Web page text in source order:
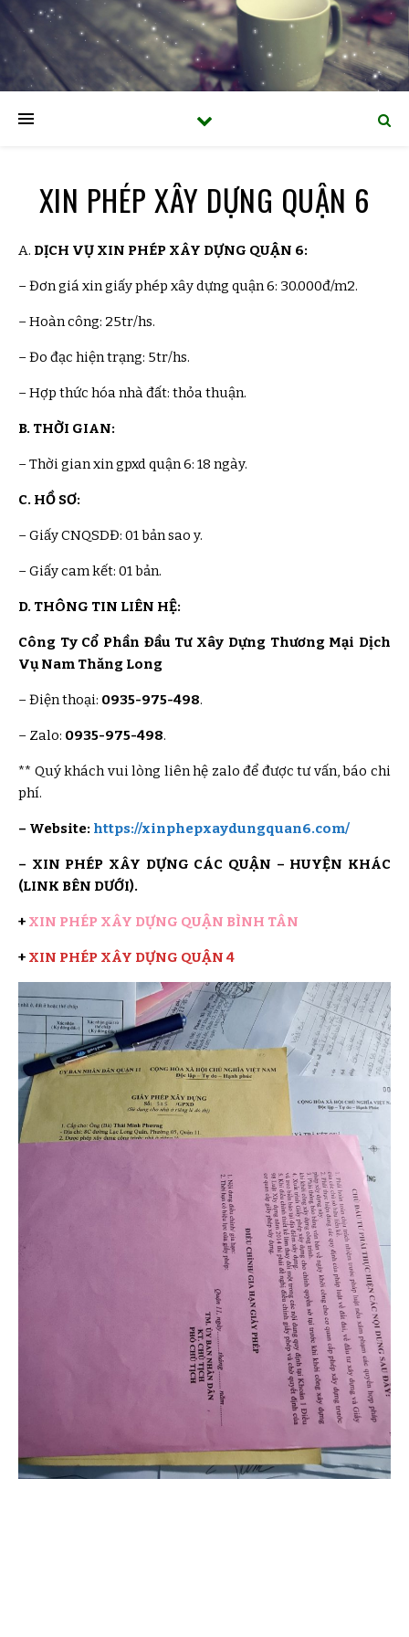
XIN PHÉP XÂY DỰNG QUẬN 6
A. DỊCH VỤ XIN PHÉP XÂY DỰNG QUẬN 6:
– Đơn giáxin giấy phép xây dựng quận 6: 30.000đ/m2.
– Hoàn công: 25tr/hs.
– Đo đạc hiện trạng: 5tr/hs.
– Hợp thức hóa nhà đất: thỏa thuận.
B. THỜI GIAN:
– Thời gianxin gpxd quận 6: 18 ngày.
C. HỒ SƠ:
– Giấy CNQSDĐ: 01 bản sao y.
– Giấy cam kết: 01 bản.
D. THÔNG TIN LIÊN HỆ:
Công Ty Cổ Phần Đầu Tư Xây Dựng Thương Mại Dịch
Vụ Nam Thăng Long
– Điện thoại: 0935-975-498.
– Zalo: 0935-975-498.
** Quý khách vui lòng liên hệ zalo để được tư vấn, báo chi
phí.
– Website: https://xinphepxaydungquan6.com/
– XIN PHÉP XÂY DỰNG CÁC QUẬN – HUYỆN KHÁC
(LINK BÊN DƯỚI).
+ XIN PHÉP XÂY DỰNG QUẬN BÌNH TÂN
+ XIN PHÉP XÂY DỰNG QUẬN 4